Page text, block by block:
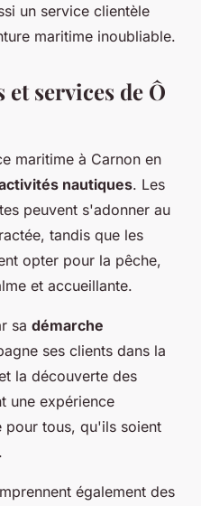
un service clientèle
maritime inoubliable.
services de Ô
maritime à Carnon en
nautiques. Les
peuvent s'adonner au
tandis que les
opter pour la pêche,
et accueillante.
sa démarche
ses clients dans la
la découverte des
une expérience
pour tous, qu'ils soient
également des